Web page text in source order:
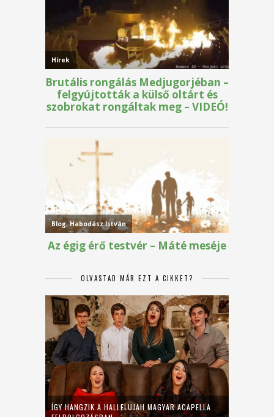
OLVASTAD MÁR EZT A CIKKET?
ÍGY HANGZIK A HALLELUJAH MAGYAR ACAPELLA